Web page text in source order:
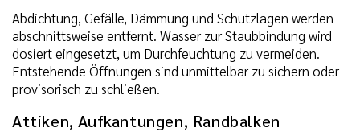
Abdichtung, Gefälle, Dämmung und Schutzlagen werden
abschnittsweise entfernt. Wasser zur Staubbindung wird
dosiert eingesetzt, um Durchfeuchtung zu vermeiden.
Entstehende Öffnungen sind unmittelbar zu sichern oder
provisorisch zu schließen.
Attiken, Aufkantungen, Randbalken